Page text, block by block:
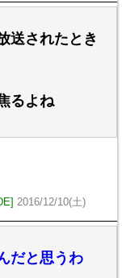
送されたとき
るよね
2016/12/10(土)
だと思うわ